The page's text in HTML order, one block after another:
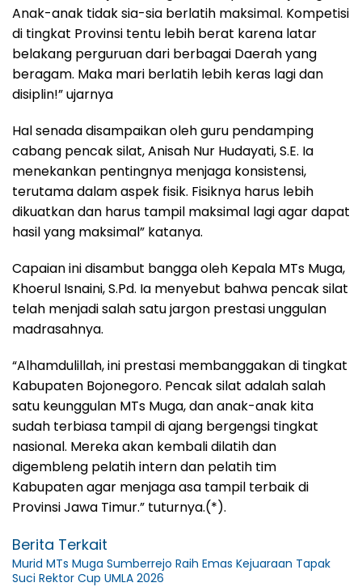
Anak-anak tidak sia-sia berlatih maksimal. Kompetisi
di tingkat Provinsi tentu lebih berat karena latar
belakang perguruan dari berbagai Daerah yang
beragam. Maka mari berlatih lebih keras lagi dan
disiplin!” ujarnya
Hal senada disampaikan oleh guru pendamping
cabang pencak silat, Anisah Nur Hudayati, S.E. Ia
menekankan pentingnya menjaga konsistensi,
terutama dalam aspek fisik. Fisiknya harus lebih
dikuatkan dan harus tampil maksimal lagi agar dapat
hasil yang maksimal” katanya.
Capaian ini disambut bangga oleh Kepala MTs Muga,
Khoerul Isnaini, S.Pd. Ia menyebut bahwa pencak silat
telah menjadi salah satu jargon prestasi unggulan
madrasahnya.
“Alhamdulillah, ini prestasi membanggakan di tingkat
Kabupaten Bojonegoro. Pencak silat adalah salah
satu keunggulan MTs Muga, dan anak-anak kita
sudah terbiasa tampil di ajang bergengsi tingkat
nasional. Mereka akan kembali dilatih dan
digembleng pelatih intern dan pelatih tim
Kabupaten agar menjaga asa tampil terbaik di
Provinsi Jawa Timur.” tuturnya.(*).
Berita Terkait
Murid MTs Muga Sumberrejo Raih Emas Kejuaraan Tapak
Suci Rektor Cup UMLA 2026